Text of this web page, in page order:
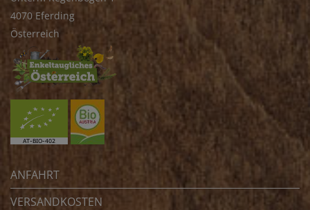
4070 Eferding
Österreich
ANFAHRT
VERSANDKOSTEN